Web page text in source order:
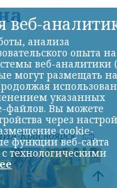
Красноярск
веб-
анализа
опыта на
веб-аналитики
могут размещать на
указанных
файлов. Вы можете
через
cookie-
функции веб-сайта
технологическими